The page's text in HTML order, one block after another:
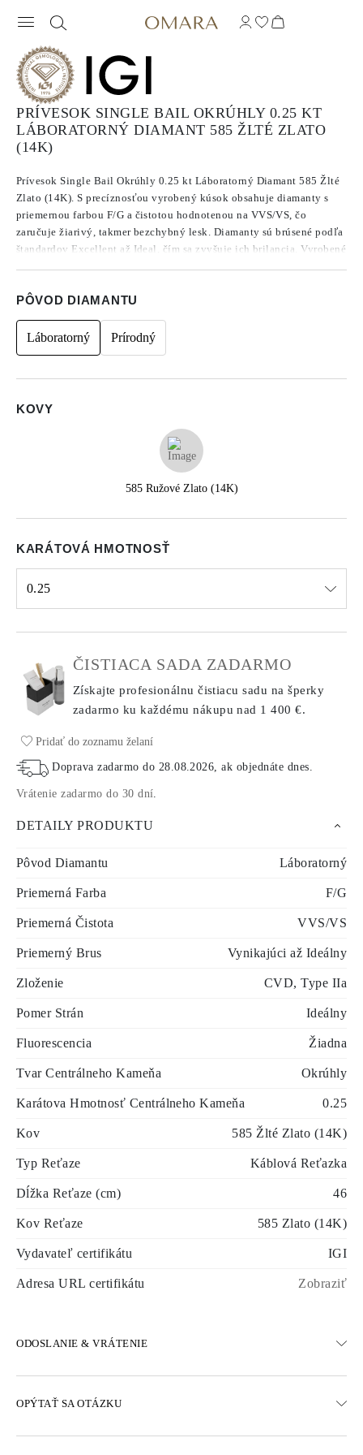
PRÍVESOK SINGLE BAIL OKRÚHLY 0.25 KT
LÁBORATORNÝ DIAMANT 585 ŽLTÉ ZLATO
(14K)
Prívesok Single Bail Okrúhly 0.25 kt Láboratorný Diamant 585 Žlté
Zlato (14K). S precíznosťou vyrobený kúsok obsahuje diamanty s
priemernou farbou F/G a čistotou hodnotenou na VVS/VS, čo
zaručuje žiarivý, takmer bezchybný lesk. Diamanty sú brúsené podľa
štandardov Excellent až Ideal, čím sa zvyšuje ich brilancia. Vyrobené
PÔVOD DIAMANTU
Láboratorný Prírodný
KOVY
585 Ružové Zlato (14K)
KARÁTOVÁ HMOTNOSŤ
0.25
ČISTIACA SADA ZADARMO
Získajte profesionálnu čistiacu sadu na šperky
zadarmo ku každému nákupunad 1 400 €.
Pridať do zoznamu želaní
Doprava zadarmo do 28.08.2026, ak objednáte dnes.
Vrátenie zadarmo do 30 dní.
DETAILY PRODUKTU
Pôvod Diamantu Láboratorný
Priemerná Farba F/G
Priemerná Čistota VVS/VS
Priemerný Brus Vynikajúci až Ideálny
Zloženie CVD, Type IIa
Pomer Strán Ideálny
Fluorescencia Žiadna
Tvar Centrálneho Kameňa Okrúhly
Karátova Hmotnosť Centrálneho Kameňa 0.25
Kov 585 Žlté Zlato (14K)
Typ Reťaze Káblová Reťazka
Dĺžka Reťaze (cm) 46
Kov Reťaze 585 Zlato (14K)
Vydavateľ certifikátu IGI
Adresa URL certifikátu Zobraziť
ODOSLANIE & VRÁTENIE
K dispozícii sú aj možnosti expresného doručenia
OPÝTAŤ SA OTÁZKU